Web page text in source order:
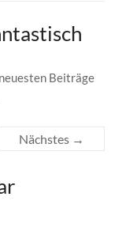
Beiträge
Nächstes →